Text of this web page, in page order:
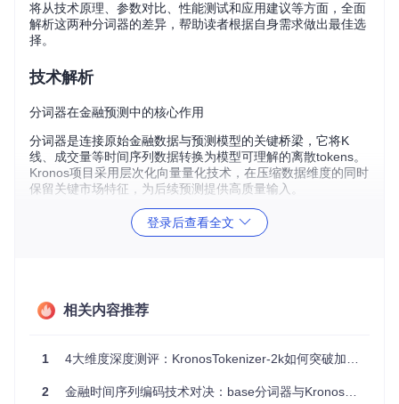
将从技术原理、参数对比、性能测试和应用建议等方面，全面
解析这两种分词器的差异，帮助读者根据自身需求做出最佳选
择。
技术解析
分词器在金融预测中的核心作用
分词器是连接原始金融数据与预测模型的关键桥梁，它将K
线、成交量等时间序列数据转换为模型可理解的离散tokens。
Kronos项目采用层次化向量量化技术，在压缩数据维度的同时
保留关键市场特征，为后续预测提供高质量输入。
base分词器工作原理
价、最低价、收盘价、成交量、成交额）进行粗粒度量化
这种结构在保证基本市场特征提取的同时，保持了较高的计算
登录后查看全文
相关内容推荐
1 4大维度深度测评：KronosTokenizer-2k如何突破加密货币预测精度瓶颈
2 金融时间序列编码技术对决：base分词器与KronosTokenizer-2k性能深度测评